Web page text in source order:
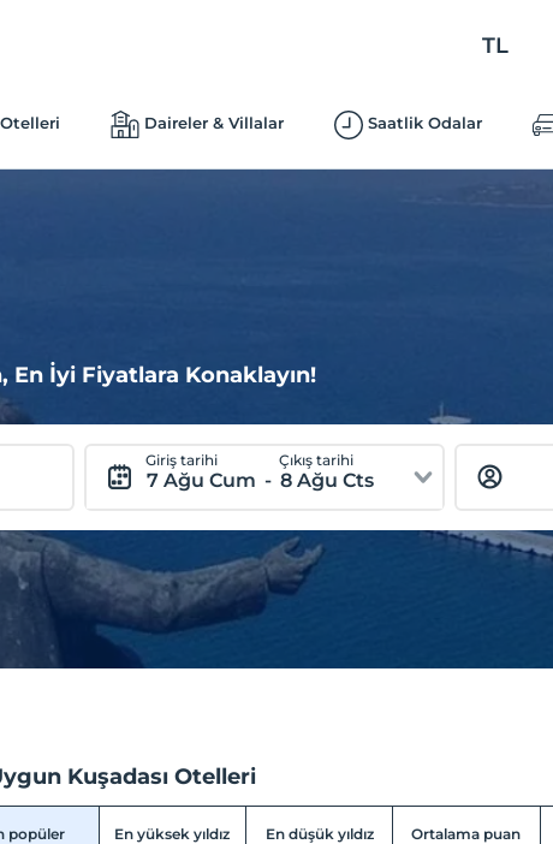
TL
Daireler & Villalar Saatlik Odalar
En İyi Fiyatlara Konaklayın!
Giriş tarihi
7 Ağu Cum -
Çıkış tarihi
8 Ağu Cts
Kuşadası Otelleri
popüler En yüksek yıldız En düşük yıldız Ortalama puan